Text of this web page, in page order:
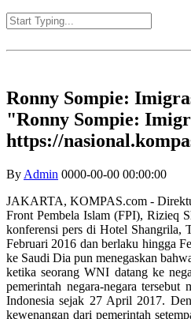
Ronny Sompie:
"Ronny Sompie:
https://
By Admin 0000-00-00 00:00:00
JAKARTA, KOMPAS.com -
Front Pembela Islam (FPI), Rizieq
konferensi pers di Hotel Shangrila,
Februari 2016 dan berlaku hingga
ke Saudi Dia pun menegaskan
ketika seorang WNI datang ke
pemerintah negara-negara
Indonesia sejak 27 April 2017.
kewenangan dari pemerintah